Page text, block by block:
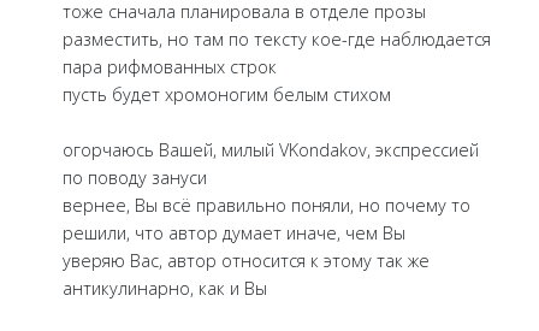
тоже сначала планировала в отделе прозы
разместить, но там по тексту кое-где наблюдается
пара рифмованных строк
пусть будет хромоногим белым стихом
огорчаюсь Вашей, милый VKondakov, экспрессией
по поводу зануси
вернее, Вы всё правильно поняли, но почему то
решили, что автор думает иначе, чем Вы
уверяю Вас, автор относится к этому так же
антикулинарно, как и Вы